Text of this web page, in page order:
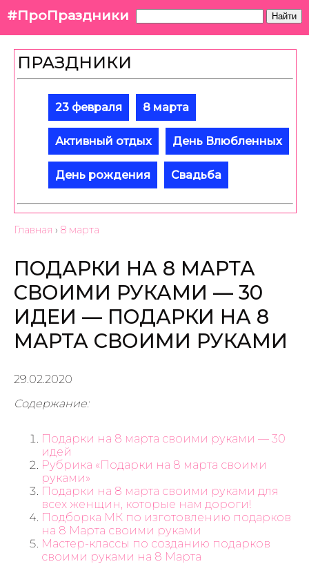
#ПроПраздники Найти
ПРАЗДНИКИ
23 февраля 8 марта
Активный отдых День Влюбленных
День рождения Свадьба
Главная › 8 марта
ПОДАРКИ НА 8 МАРТА
СВОИМИ РУКАМИ — 30
ИДЕИ — ПОДАРКИ НА 8
МАРТА СВОИМИ РУКАМИ
29.02.2020
Содержание:
Подарки на 8 марта своими руками — 30
идей
Рубрика «Подарки на 8 марта своими
руками»
Подарки на 8 марта своими руками для
всех женщин, которые нам дороги!
Подборка МК по изготовлению подарков
на 8 Марта своими руками
Мастер-классы по созданию подарков
своими руками на 8 Марта